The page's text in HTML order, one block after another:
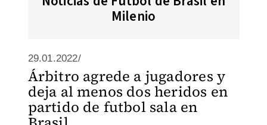
Milenio
29.01.2022/
Árbitro agrede a jugadores y
deja al menos dos heridos en
partido de futbol sala en